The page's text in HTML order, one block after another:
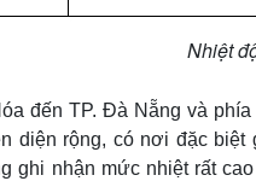
Nhiệt
đến TP. Đà Nẵng và
diện rộng, có nơi đặc
ghi nhận mức nhiệt rất